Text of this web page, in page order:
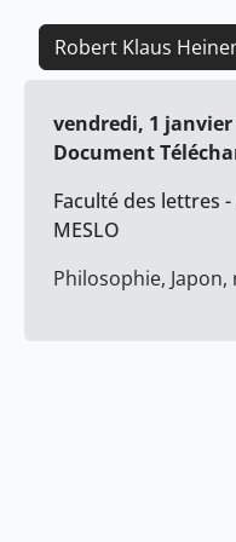
Robert Klaus
vendredi, 1 janvier
Document
Faculté des lettres
MESLO
Philosophie,